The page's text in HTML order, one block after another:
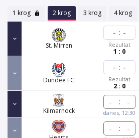
1 krog 2 krog 3 krog 4 krog
St. Mirren
- : -
Rezultat
1 : 0
Dundee FC
- : -
Rezultat
2 : 0
Kilmarnock
:
danes, 12:30
: